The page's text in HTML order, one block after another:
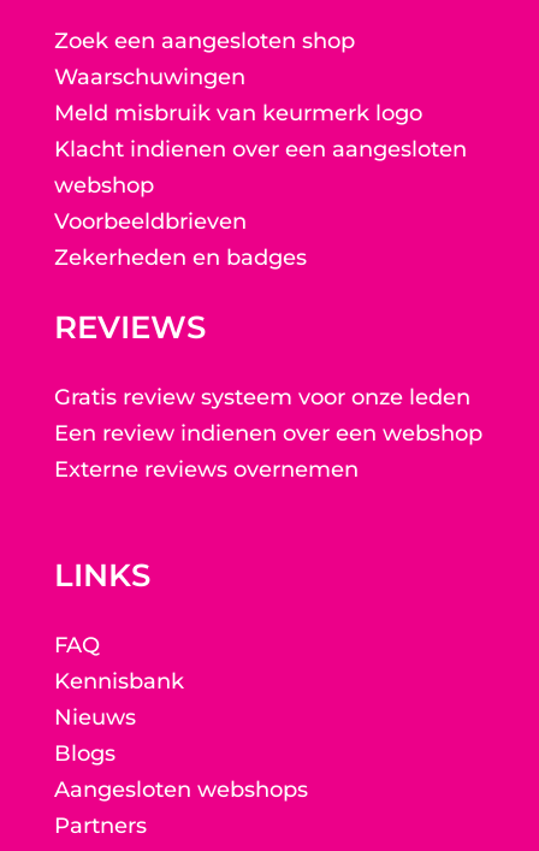
Zoek een aangesloten shop
Waarschuwingen
Meld misbruik van keurmerk logo
Klacht indienen over een aangesloten
webshop
Voorbeeldbrieven
Zekerheden en badges
REVIEWS
Gratis review systeem voor onze leden
Een review indienen over een webshop
Externe reviews overnemen
LINKS
FAQ
Kennisbank
Nieuws
Blogs
Aangesloten webshops
Partners